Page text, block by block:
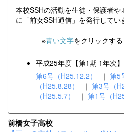
本校SSHの活動を生徒・保護者
に「前女SSH通信」を発行してい
※青い文字をクリックす
平成25年度【第1期 1年次】
第6号（H25.12.2） ｜ 第5
（H25.8.28）
｜ 第3号（
（H25.5.7）
｜ 第1号（
前橋女子高校